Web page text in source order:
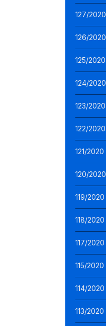
127/2020
126/2020
125/2020
124/2020
123/2020
122/2020
121/2020
120/2020
119/2020
118/2020
117/2020
115/2020
114/2020
113/2020